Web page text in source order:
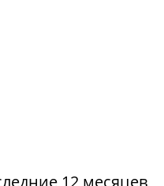
12 месяцев